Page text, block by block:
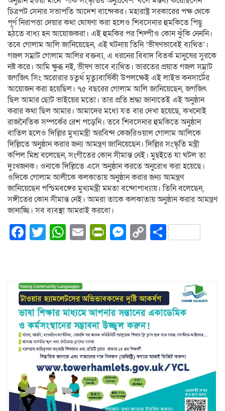
চিত্রপট সেনার সভাপতি আদেশ বান্দেকর। মহারাষ্ট্র সরকারের পক্ষ থেকে
পূর্ণ নিরাপত্তা দেয়ার কথা ঘোষণা করা হলেও শিবসেনার হুমকিতে পিছু
হঠতে বাধ্য হন আয়োজকরা। এই হুমকির পর শিল্পীও কোন ঝুঁকি নেননি।
তবে গোলাম আলি জানিয়েছেন, এই ঘটনায় তিনি ‘ভীষণভাবেই ব্যথিত’।
গজল সম্রাট গোলাম আলির বক্তব্য, এ ধরনের বিবাদ বিতর্ক মানুষের সুরকে
নষ্ট করে। আমি ক্ষুব্ধ নই, ভীষণ ভাবে ব্যথিত। ভারতের প্রয়াত গজল সম্রাট
জগজিৎ সিং অরোরার চতুর্থ মৃত্যুবার্ষিকী উপলক্ষেই এই লাইভ কনসার্টের
আয়োজন করা হয়েছিল। ৭৫ বছরের গোলাম আলি জানিয়েছেন, জগজিৎ
ছিল আমার ছোট ভাইয়ের মতো। তার প্রতি শ্রদ্ধা জানাতেই এই অনুষ্ঠান
করার কথা ছিল আমার। আমাদের মধ্যে যত বার দেখা হয়েছে, কখনোই
রাজনৈতিক সম্পর্কের রেশ পড়েনি। তবে শিবসেনার হুমকিতে অনুষ্ঠান
বাতিল হলেও দিল্লির মুখ্যমন্ত্রী অরবিন্দ কেজরিওয়াল গোলাম আলিকে
দিল্লিতে অনুষ্ঠান করার জন্য আমন্ত্রণ জানিয়েছেন। দিল্লির সংস্কৃতি মন্ত্রী
কপিল মিশ্র বলেছেন, সংগীতের কোন সীমান্ত নেই। মুম্বইতে যা ঘটল তা
দুঃখজনক। ওনাকে দিল্লিতে এসে অনুষ্ঠান করতে অনুরোধ করা হয়েছে।
ওদিকে গোলাম আলীকে কলকাতায় অনুষ্ঠান করার জন্য আমন্ত্রণ
জানিয়েছেন পশ্চিমবঙ্গের মুখ্যমন্ত্রী মমতা বন্দোপাধ্যায়। তিনি বলেছেন,
সঙ্গীতের কোন সীমান্ত নেই। আমরা তাকে কলকাতায় অনুষ্ঠান করার আমন্ত্রণ
জানাচ্ছি। সব ব্যবস্থা আমরাই করবো।
Facebook
Twitter
WhatsApp
EmailPrintFriendly
Messenger
CopyShare